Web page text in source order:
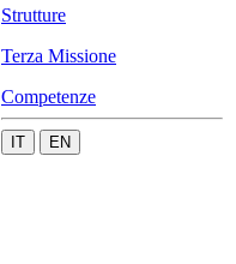
Strutture
Terza Missione
Competenze
IT EN